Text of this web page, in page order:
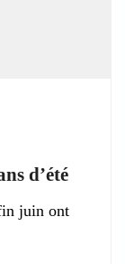
d’été
juin ont